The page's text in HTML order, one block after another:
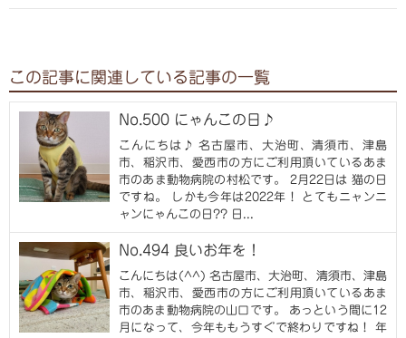
この記事に関連している記事の一覧
No.500 にゃんこの日♪
こんにちは♪ 名古屋市、大治町、清須市、津島
市、稲沢市、愛西市の方にご利用頂いているあま
市のあま動物病院の村松です。 2月22日は 猫の日
ですね。 しかも今年は2022年！ とてもニャンニ
ャンにゃんこの日?️? 日...
No.494 良いお年を！
こんにちは(^^) 名古屋市、大治町、清須市、津島
市、稲沢市、愛西市の方にご利用頂いているあま
市のあま動物病院の山口です。 あっという間に12
月になって、今年ももうすぐで終わりですね！ 年